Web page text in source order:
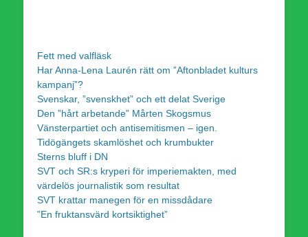
Fett med valfläsk
Har Anna-Lena Laurén rätt om ”Aftonbladet kulturs
kampanj”?
Svenskar, ”svenskhet” och ett delat Sverige
Den ”hårt arbetande” Mårten Skogsmus
Vänsterpartiet och antisemitismen – igen.
Tidögängets skamlöshet och krumbukter
Sterns bluff i DN
SVT och SR:s kryperi för imperiemakten, med
värdelös journalistik som resultat
SVT krattar manegen för en missdådare
”En fruktansvärd kortsiktighet”